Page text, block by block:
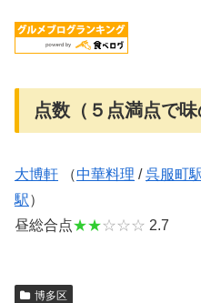
点数（５点満点で味
大博軒 （中華料理 /呉服町
駅）
昼総合点★★☆☆☆ 2.7
博多区